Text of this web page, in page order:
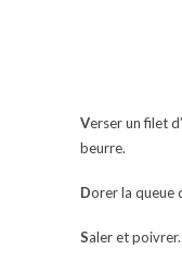
Verser un filet
beurre.
Dorer la queue
Saler et poivrer.